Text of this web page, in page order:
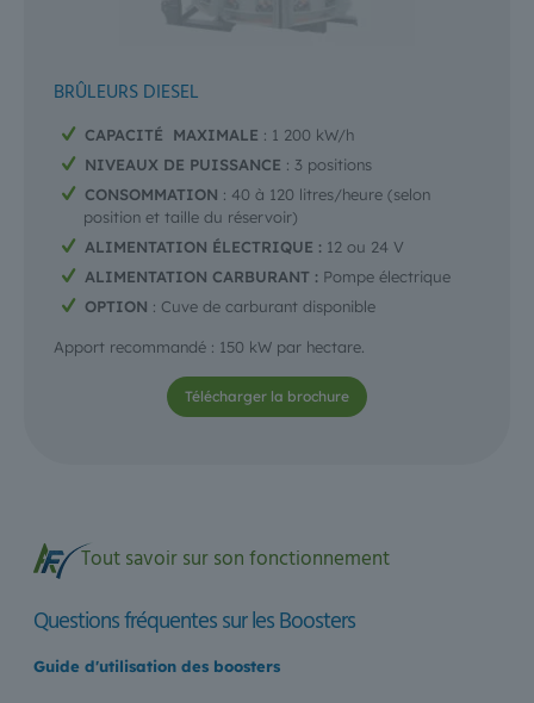
BRÛLEURS DIESEL
CAPACITÉ MAXIMALE : 1 200 kW/h
NIVEAUX DE PUISSANCE : 3 positions
CONSOMMATION : 40 à 120 litres/heure (selon
position et taille du réservoir)
ALIMENTATION ÉLECTRIQUE : 12 ou 24 V
ALIMENTATION CARBURANT : Pompe électrique
OPTION : Cuve de carburant disponible
Apport recommandé : 150 kW par hectare.
Télécharger la brochure
Tout savoir sur son fonctionnement
Questions fréquentes sur les Boosters
Guide d'utilisation des boosters